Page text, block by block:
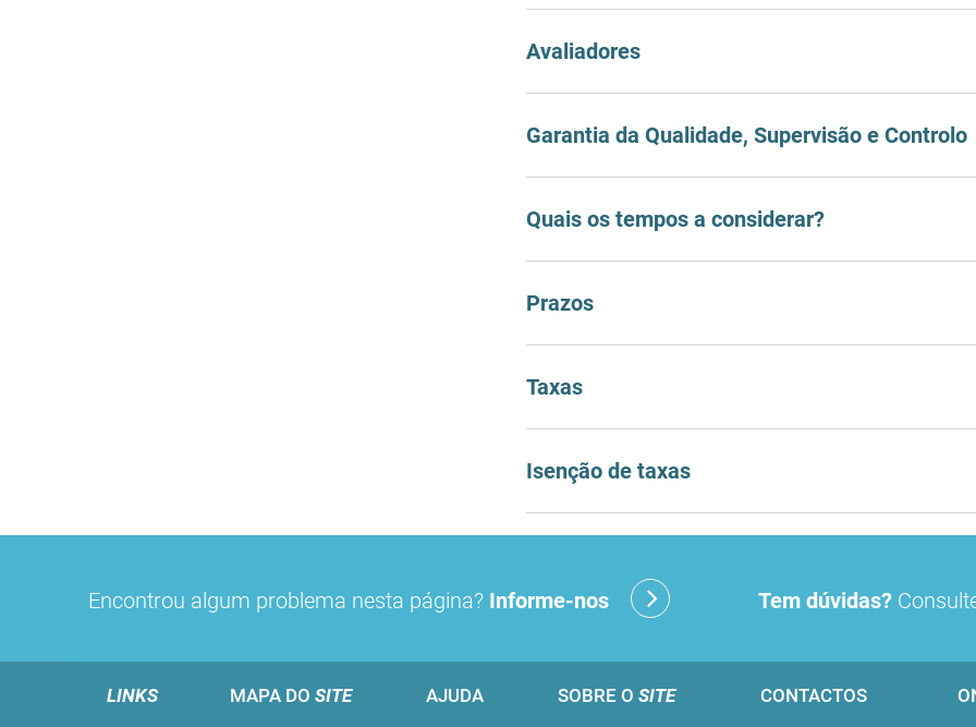
Avaliadores
Garantia da Qualidade, Supervisão e Controlo
Quais os tempos a considerar?
Prazos
Taxas
Isenção de taxas
Encontrou algum problema nesta página? Informe-nos Tem dúvidas?
LINKS MAPA DO SITE AJUDA SOBRE O SITE CONTACTOS